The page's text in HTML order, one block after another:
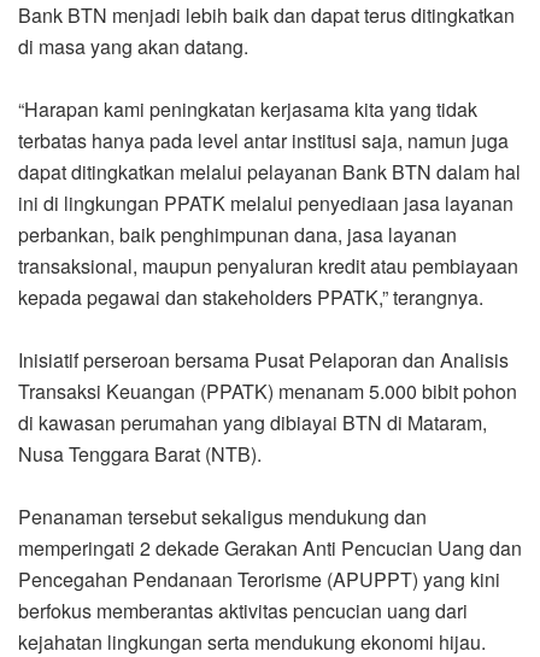
Bank BTN menjadi lebih baik dan dapat terus ditingkatkan
di masa yang akan datang.
“Harapan kami peningkatan kerjasama kita yang tidak
terbatas hanya pada level antar institusi saja, namun juga
dapat ditingkatkan melalui pelayanan Bank BTN dalam hal
ini di lingkungan PPATK melalui penyediaan jasa layanan
perbankan, baik penghimpunan dana, jasa layanan
transaksional, maupun penyaluran kredit atau pembiayaan
kepada pegawai dan stakeholders PPATK,” terangnya.
Inisiatif perseroan bersama Pusat Pelaporan dan Analisis
Transaksi Keuangan (PPATK) menanam 5.000 bibit pohon
di kawasan perumahan yang dibiayai BTN di Mataram,
Nusa Tenggara Barat (NTB).
Penanaman tersebut sekaligus mendukung dan
memperingati 2 dekade Gerakan Anti Pencucian Uang dan
Pencegahan Pendanaan Terorisme (APUPPT) yang kini
berfokus memberantas aktivitas pencucian uang dari
kejahatan lingkungan serta mendukung ekonomi hijau.